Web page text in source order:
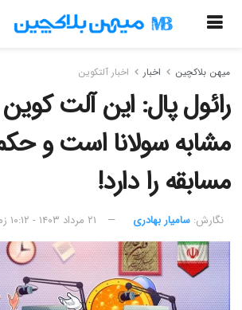
میهن بلاکچین اخبار اخبار آلتکوین
مشابه سولانا است و
مسابقه را دارد!
نگارش:‌ سامیار بهادری ۲۱ مرداد ۱۴۰۳ - ۱۰:۱۲